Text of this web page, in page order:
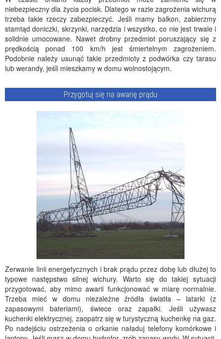
niebezpieczny dla życia pocisk. Dlatego w razie zagrożenia wichurą
trzeba takie rzeczy zabezpieczyć. Jeśli mamy balkon, zabierzmy
stamtąd doniczki, skrzynki, narzędzia i wszystko, co nie jest trwale i
solidnie umocowane. Nawet drobny przedmiot poruszający się z
prędkością ponad 100 km/h jest śmiertelnym zagrożeniem.
Podobnie należy usunąć takie przedmioty z podwórka czy tarasu
lub werandy, jeśli mieszkamy w domu wolnostojącym.
Przygotuj się na awarię prądu
Zerwanie linii energetycznych i brak prądu przez dobę lub dłużej to
typowe następstwo silnej wichury. Warto się do takiej sytuacji
przygotować, aby mimo awarii funkcjonować w miarę normalnie.
Trzeba mieć w domu niezależne źródła światła – latarki (z
zapasowymi bateriami), świece oraz zapałki. Jeśli używasz
kuchenki elektrycznej, zaopatrz się w turystyczną kuchenkę na gaz.
Po nadejściu ostrzeżenia o orkanie naładuj telefony komórkowe i